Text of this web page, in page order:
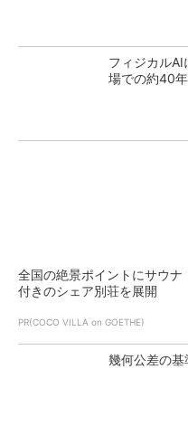
フィジカル
場での約40
全国の絶景ポイントにサウナ
付きのシェア別荘を展開
PR(COCO VILLA on GOETHE)
幾何公差の基